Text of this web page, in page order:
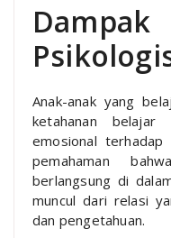
Anak-anak yang
ketahanan
emosional
pemahaman
berlangsung di
muncul dari relasi
dan pengetahuan.